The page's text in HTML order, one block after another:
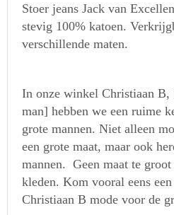
Stoer jeans Jack van
stevig 100% katoen.
verschillende maten.
In onze winkel Christiaan B,
man] hebben we een ruime
grote mannen. Niet alleen
een grote maat, maar ook
mannen. Geen maat te
kleden. Kom vooral eens
Christiaan B mode voor de